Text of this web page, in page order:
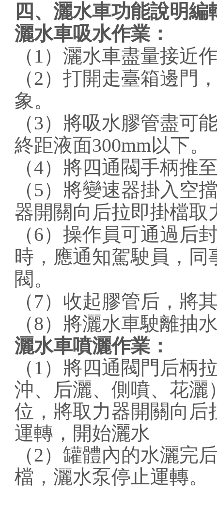
四、灑水車功能說明編
灑水車吸水作業：
（1）灑水車盡量接近
（2）打開走臺箱邊門
象。
（3）將吸水膠管盡可
終距液面300mm以下。
（4）將四通閥手柄推
（5）將變速器掛入空
器開關向后拉即掛檔取
（6）操作員可通過后
時，應通知駕駛員，
閥。
（7）收起膠管后，將
（8）將灑水車駛離抽
灑水車噴灑作業：
（1）將四通閥門后柄
沖、后灑、側噴、花灑
位，將取力器開關向后
運轉，開始灑水
（2）罐體內的水灑完
檔，灑水泵停止運轉。